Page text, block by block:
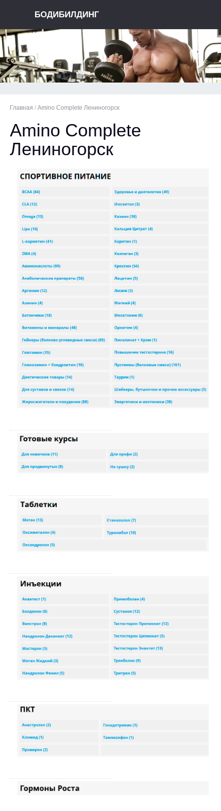
БОДИБИЛДИНГ
Главная / Amino Complete Лениногорск
Amino Complete
Лениногорск